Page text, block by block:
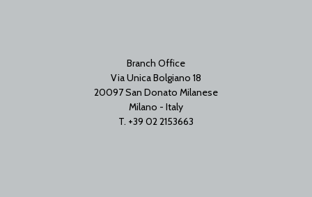
Branch Office
Via Unica Bolgiano 18
20097 San Donato Milanese
Milano - Italy
T. +39 02 2153663